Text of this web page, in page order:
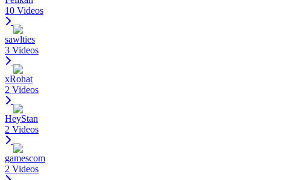
10 Videos
sawlties
3 Videos
xRohat
2 Videos
HeyStan
2 Videos
gamescom
2 Videos